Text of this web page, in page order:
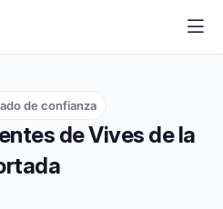
de Vives de la
de confianza